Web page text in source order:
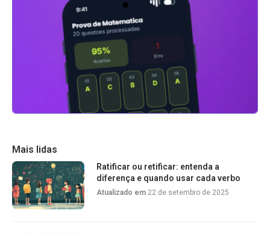
Mais lidas
Ratificar ou retificar: entenda a
diferença e quando usar cada verbo
Atualizado em 22 de setembro de 2025